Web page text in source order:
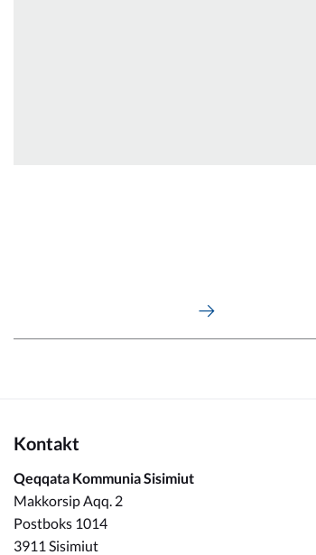
Kontakt
Qeqqata Kommunia Sisimiut
Makkorsip Aqq. 2
Postboks 1014
3911 Sisimiut